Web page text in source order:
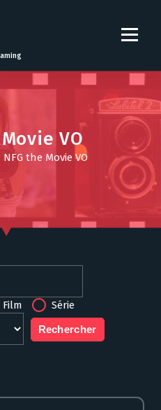
VO
NFG the Movie VO
Film Série